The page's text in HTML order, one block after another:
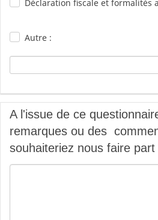
Déclaration fiscale et formalités
Autre :
A l'issue de ce
remarques ou des
souhaiteriez nous faire part